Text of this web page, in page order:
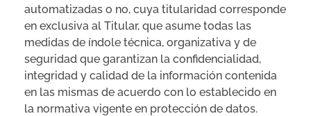
automatizadas o no, cuya titularidad corresponde
en exclusiva al Titular, que asume todas las
medidas de índole técnica, organizativa y de
seguridad que garantizan la confidencialidad,
integridad y calidad de la información contenida
en las mismas de acuerdo con lo establecido en
la normativa vigente en protección de datos.